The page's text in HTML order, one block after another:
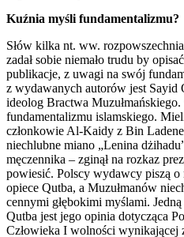
Kuźnia myśli fundamentalizmu?
Słów kilka nt. ww.
zadał sobie niemało trudu by
publikacje, z uwagi na swój
z wydawanych autorów jest Sayid
ideolog Bractwa
fundamentalizmu islamskiego.
członkowie Al-Kaidy z Bin
niechlubne miano „Lenina
męczennika – zginął na rozkaz
powiesić. Polscy wydawcy piszą
opiece Qutba, a Muzułmanów
cennymi głębokimi myślami.
Qutba jest jego opinia dotycząca
Człowieka I wolności wynikającej